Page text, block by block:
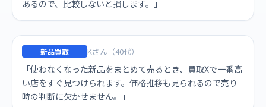
あるので、比較しないと損します。」
新品買取 Kさん（40代）
「使わなくなった新品をまとめて売るとき、買取Xで一番高
い店をすぐ見つけられます。価格推移も見られるので売り
時の判断に欠かせません。」